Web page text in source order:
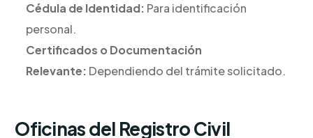
Cédula de Identidad: Para identificación
personal.
Certificados o Documentación
Relevante: Dependiendo del trámite solicitado.
Oficinas del Registro Civil